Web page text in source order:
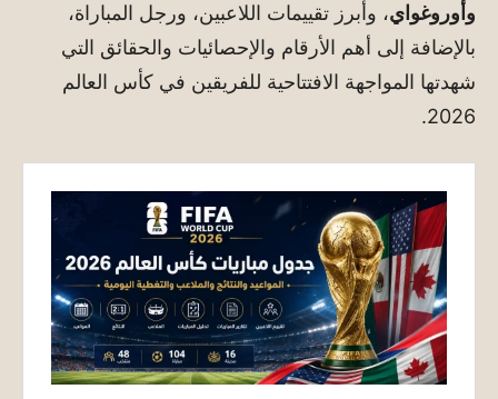
وأوروغواي، وأبرز تقييمات اللاعبين، ورجل المباراة،
بالإضافة إلى أهم الأرقام والإحصائيات والحقائق التي
شهدتها المواجهة الافتتاحية للفريقين في كأس العالم
2026.